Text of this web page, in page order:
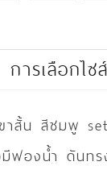
การเลือกไซส์
าสั้น สีชมพู
ฟองน้ำ ดันท